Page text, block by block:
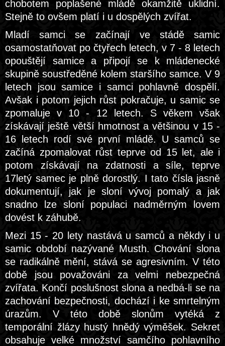
chobotem poplašené mládě okamžitě uklidní.
Stejně to ovšem platí i u dospělých zvířat.
Mladí samci se začínají ve stádě samic
osamostatňovat po čtyřech letech, v 7 - 8 letech
opouštějí samice a připojí se k mládenecké
skupině soustředěné kolem staršího samce. V 9
letech jsou samice i samci pohlavně dospělí.
Avšak i potom jejich růst pokračuje, u samic se
zpomaluje v 10 - 12 letech. S věkem však
získávají ještě větší hmotnost a většinou v 15 -
16 letech rodí své první mládě. U samců se
začíná zpomalovat růst teprve od 15 let, ale i
potom získávají na zdatnosti a síle, teprve
17letý samec je plně dorostlý. I tato čísla jasně
dokumentují, jak je sloní vývoj pomalý a jak
snadno lze sloní populaci nadměrným lovem
dovést k záhubě.
Mezi 15 - 20 lety nastává u samců a někdy i u
samic období nazývané Musth. Chování slona
se radikálně mění, stává se agresivním. V této
době jsou považováni za velmi nebezpečná
zvířata. Končí poslušnost slona a nedbá-li se na
zachování bezpečnosti, dochází i ke smrtelným
úrazům. V této době slonům vytéká z
temporální žlázy hustý hnědý výměšek. Sekret
obsahuje velké množství samčího pohlavního